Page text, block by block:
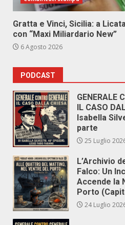
Gratta e Vinci, Sicilia: a
con “Maxi Miliardario New”
6 Agosto 2026
PODCAST
GENERALE
IL CASO
Isabella
parte
25 Luglio
L’Archivio
Falco: Un
Accende la
Porto
24 Luglio